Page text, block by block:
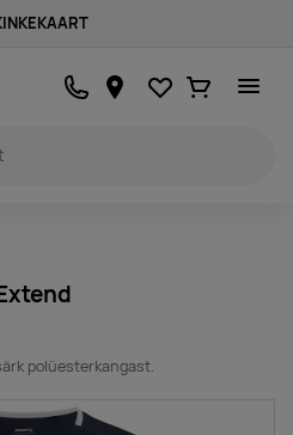
Lemmikud
Ostukorv
polüesterkangast.